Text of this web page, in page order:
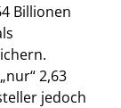
Billionen
2,63
jedoch